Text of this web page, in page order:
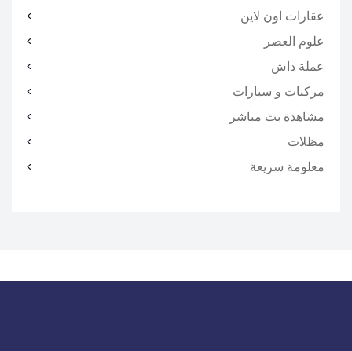
عقارات اون لاين
علوم العصر
عملة داش
مركبات و سيارات
مشاهدة بث مباشر
مظلات
معلومة سريعة